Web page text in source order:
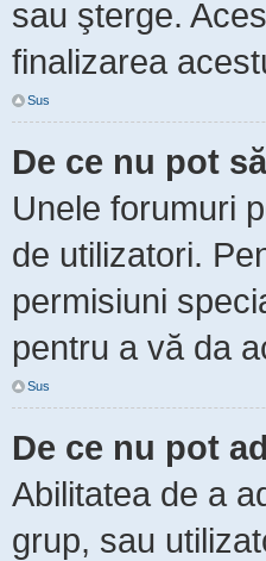
sau şterge.
finalizarea
Sus
De ce nu pot
Unele forumuri
de utilizatori.
permisiuni
pentru a vă da
Sus
De ce nu pot
Abilitatea de a
grup, sau